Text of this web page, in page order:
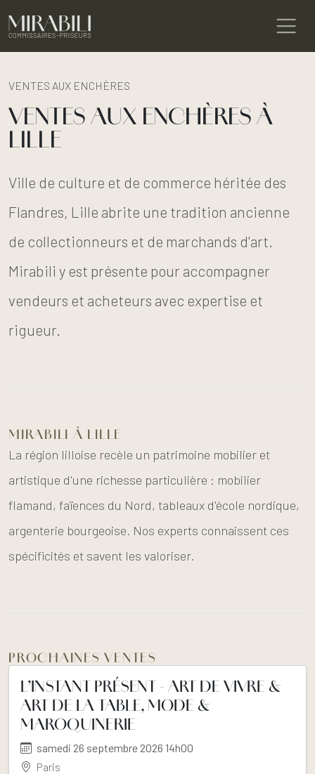
VENTES AUX ENCHÈRES
VENTES AUX ENCHÈRES À
LILLE
Ville de culture et de commerce héritée des
Flandres, Lille abrite une tradition ancienne
de collectionneurs et de marchands d'art.
Mirabili y est présente pour accompagner
vendeurs et acheteurs avec expertise et
rigueur.
MIRABILI À LILLE
La région lilloise recèle un patrimoine mobilier et
artistique d'une richesse particulière : mobilier
flamand, faïences du Nord, tableaux d'école nordique,
argenterie bourgeoise. Nos experts connaissent ces
spécificités et savent les valoriser.
PROCHAINES VENTES
L’INSTANT PRÉSENT - ART DE VIVRE &
ART DE LA TABLE, MODE &
MAROQUINERIE
samedi 26 septembre 2026 14h00
Paris